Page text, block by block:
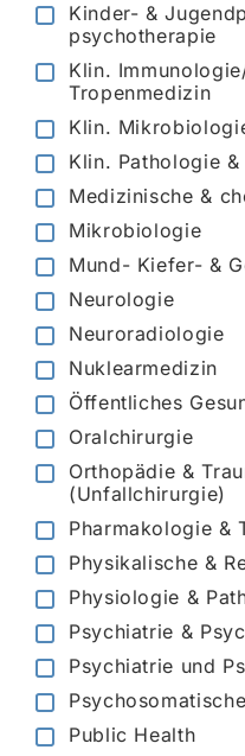
Kinder- &
psychotherapie
Klin.
Tropenmedizin
Klin.
Klin. Pathologie
Medizinische &
Mikrobiologie
Mund- Kiefer- &
Neurologie
Neuroradiologie
Nuklearmedizin
Öffentliches
Oralchirurgie
Orthopädie &
(Unfallchirurgie)
Pharmakologie &
Physikalische &
Physiologie &
Psychiatrie &
Psychiatrie und
Public Health